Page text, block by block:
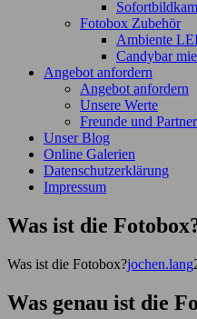
Fotobox Zubehör
Ambiente
Candybar
Angebot anfordern
Angebot anfordern
Unsere Werte
Freunde und
Unser Blog
Online Galerien
Datenschutzerklärung
Impressum
Was ist die
Was ist die Fotobox?jochen.lang
Was genau ist die